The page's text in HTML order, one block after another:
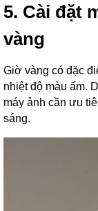
5. Cài đặt
vàng
Giờ vàng có đặc
nhiệt độ màu ấm.
máy ảnh cần ưu
sáng.